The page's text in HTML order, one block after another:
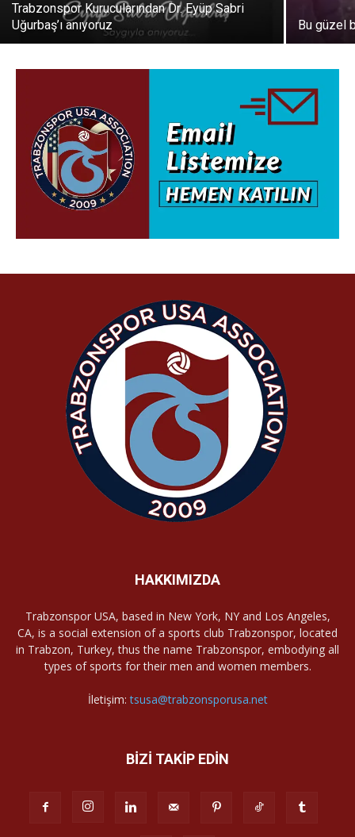
Trabzonspor Kurucularından Dr. Eyüp Sabri
Uğurbaş’ı anıyoruz
Bu güzel
HAKKIMIZDA
Trabzonspor USA, based in New York, NY and Los Angeles,
CA, is a social extension of a sports club Trabzonspor, located
in Trabzon, Turkey, thus the name Trabzonspor, embodying all
types of sports for their men and women members.
İletişim:tsusa@trabzonsporusa.net
BİZİ TAKİP EDİN